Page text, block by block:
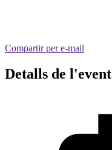
Compartir per e-mail
Detalls de l'event